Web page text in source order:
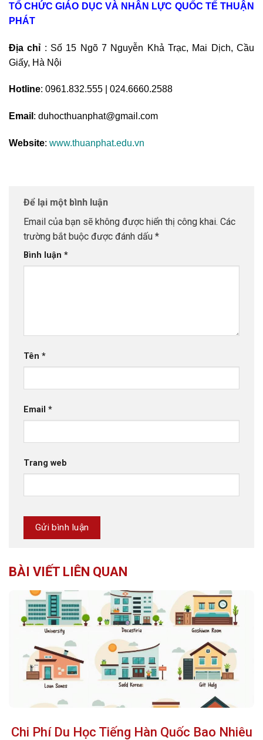
TỔ CHỨC GIÁO DỤC VÀ NHÂN LỰC QUỐC TẾ THUẬN
PHÁT
Địa chỉ : Số 15 Ngõ 7 Nguyễn Khả Trạc, Mai Dịch, Cầu
Giấy, Hà Nội
Hotline: 0961.832.555 | 024.6660.2588
Email : duhocthuanphat@gmail.com
Website: www.thuanphat.edu.vn
Để lại một bình luận
Email của bạn sẽ không được hiển thị công khai. Các
trường bắt buộc được đánh dấu *
Bình luận *
Tên *
Email *
Trang web
BÀI VIẾT LIÊN QUAN
Chi Phí Du Học Tiếng Hàn Quốc Bao Nhiêu